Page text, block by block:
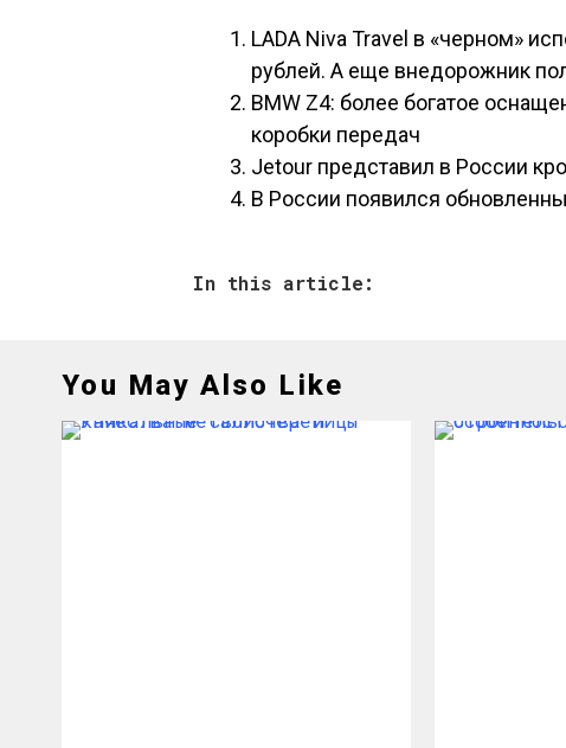
LADA Niva Travel в «черном»
рублей. А еще внедорожник
BMW Z4: более богатое
коробки передач
Jetour представил в России
В России появился
In this article:
You May Also Like